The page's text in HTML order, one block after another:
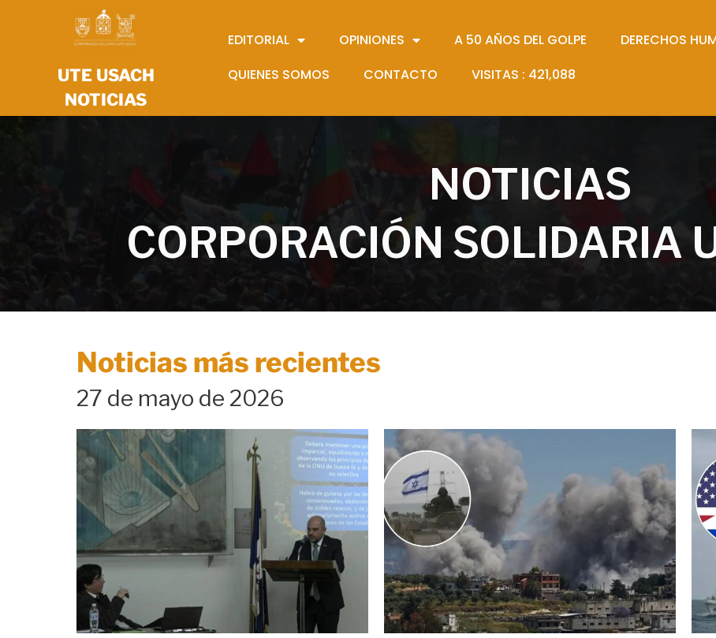
UTE USACH
NOTICIAS
EDITORIAL OPINIONES A 50 AÑOS DEL GOLPE DERECHOS
QUIENES SOMOS
CONTACTO VISITAS : 421,088
NOTICIAS
CORPORACIÓN SOLIDARIA
Noticias más recientes
27 de mayo de 2026